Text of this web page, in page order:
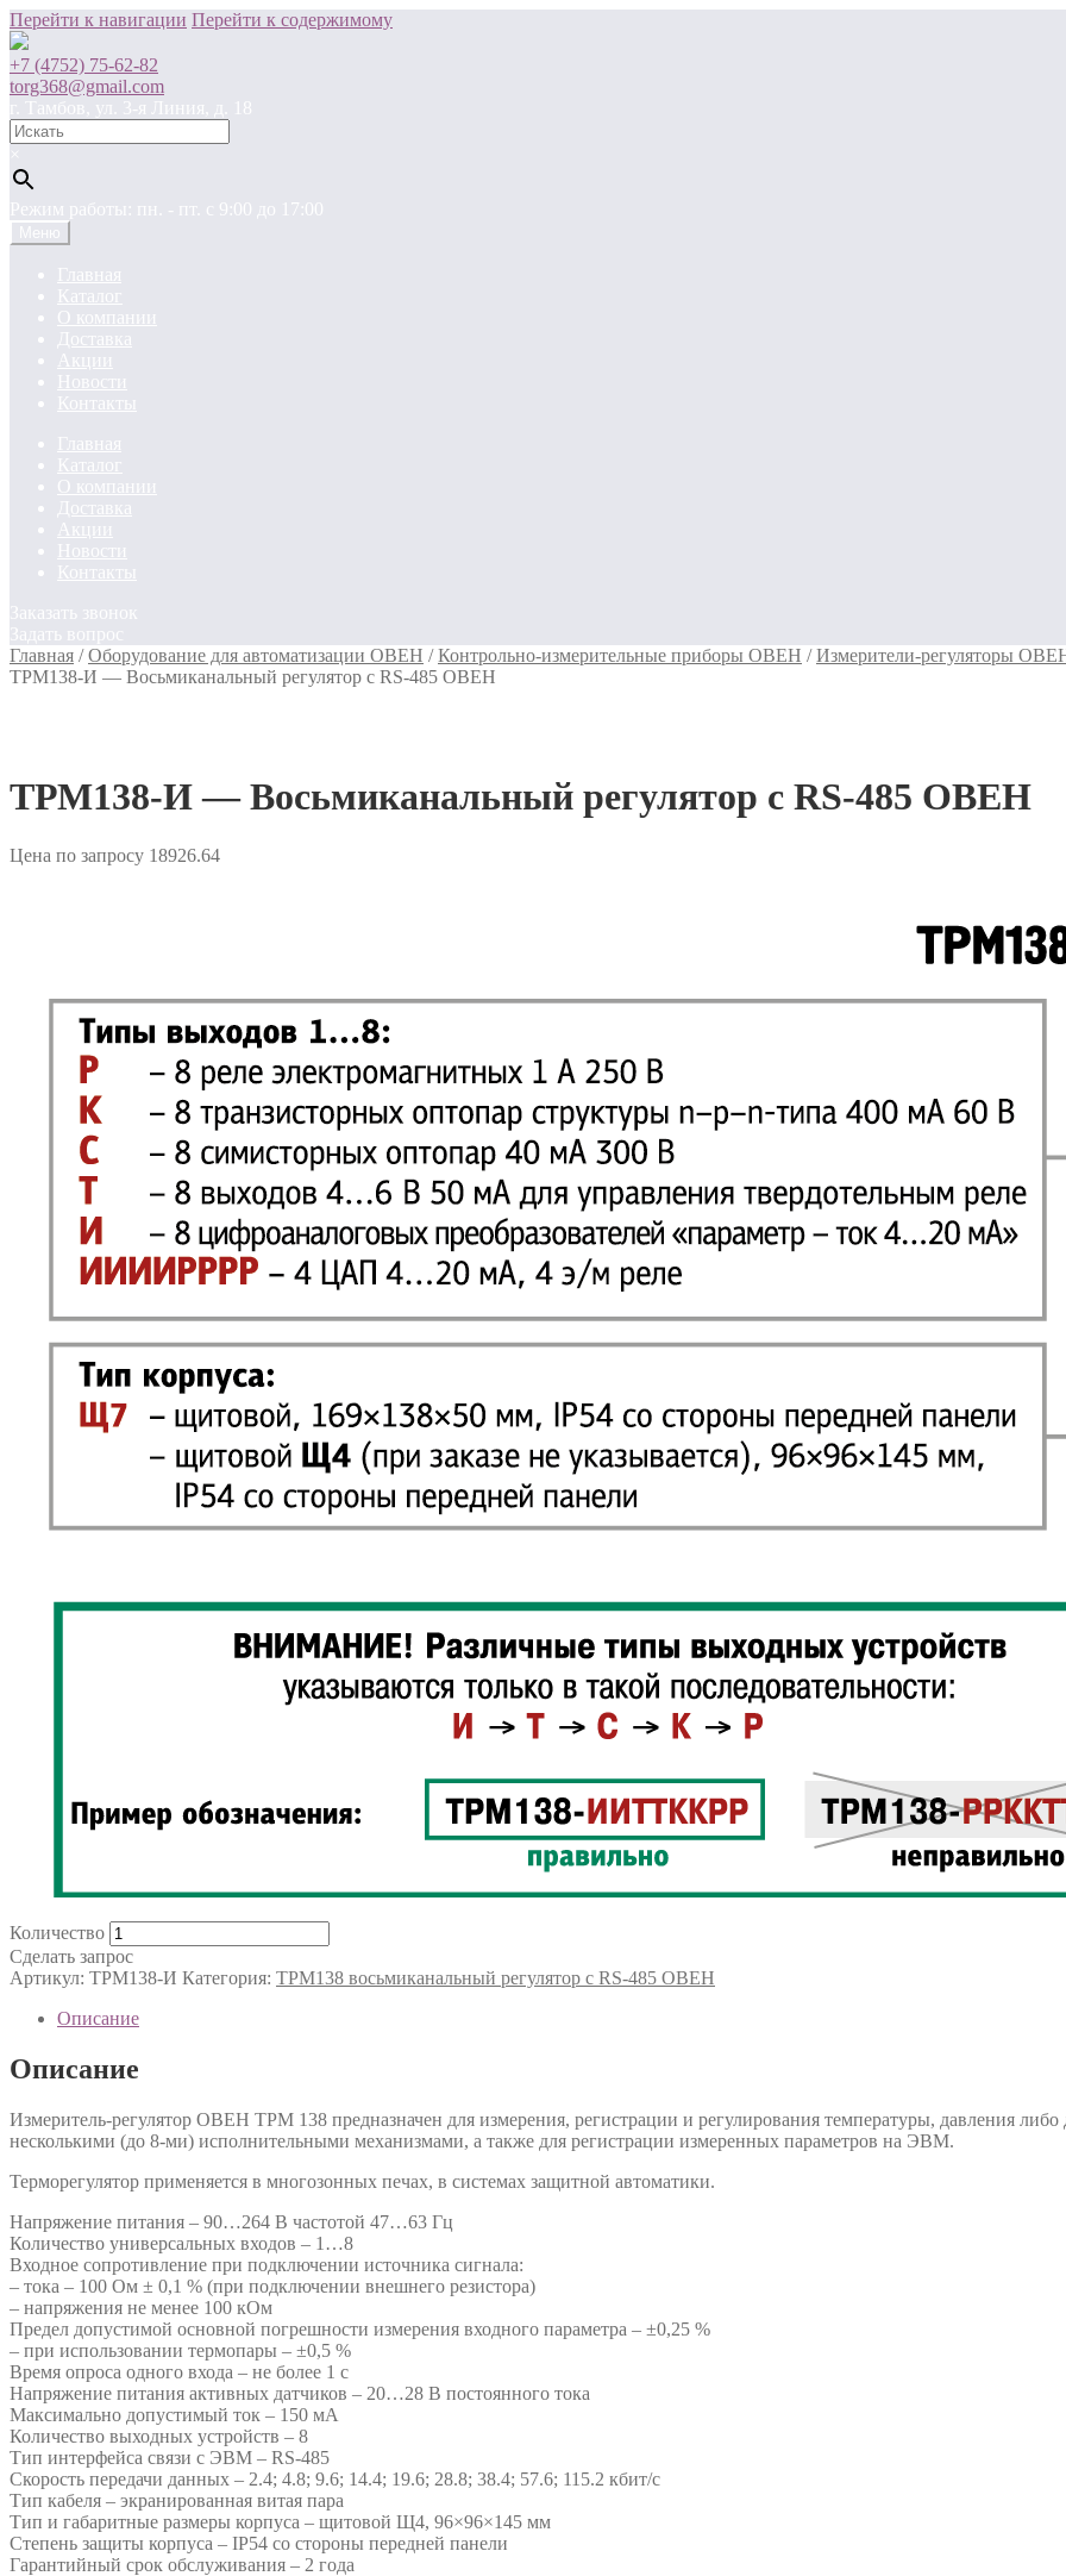
Перейти к навигации Перейти к содержимому
+7 (4752) 75-62-82
torg368@gmail.com
г. Тамбов, ул. 3-я Линия, д. 18
×
Режим работы: пн. - пт. c 9:00 до 17:00
Меню
Главная
Каталог
О компании
Доставка
Акции
Новости
Контакты
Главная
Каталог
О компании
Доставка
Акции
Новости
Контакты
Заказать звонок
Задать вопрос
Главная /Оборудование для автоматизации ОВЕН /Контрольно-измерительные приборы ОВЕН /Измерители-регуляторы
ТРМ138-И — Восьмиканальный регулятор с RS-485 ОВЕН
ТРМ138-И — Восьмиканальный регулятор с RS-485 ОВЕН
Цена по запросу 18926.64
Количество
Сделать запрос
Артикул: ТРМ138-И Категория: ТРМ138 восьмиканальный регулятор с RS-485 ОВЕН
Описание
Описание
Измеритель-регулятор ОВЕН ТРМ 138 предназначен для измерения, регистрации и регулирования температуры, давления
несколькими (до 8-ми) исполнительными механизмами, а также для регистрации измеренных параметров на ЭВМ.
Терморегулятор применяется в многозонных печах, в системах защитной автоматики.
Напряжение питания – 90…264 В частотой 47…63 Гц
Количество универсальных входов – 1…8
Входное сопротивление при подключении источника сигнала:
– тока – 100 Ом ± 0,1 % (при подключении внешнего резистора)
– напряжения не менее 100 кОм
Предел допустимой основной погрешности измерения входного параметра – ±0,25 %
– при использовании термопары – ±0,5 %
Время опроса одного входа – не более 1 с
Напряжение питания активных датчиков – 20…28 В постоянного тока
Максимально допустимый ток – 150 мА
Количество выходных устройств – 8
Тип интерфейса связи с ЭВМ – RS-485
Скорость передачи данных – 2.4; 4.8; 9.6; 14.4; 19.6; 28.8; 38.4; 57.6; 115.2 кбит/с
Тип кабеля – экранированная витая пара
Тип и габаритные размеры корпуса – щитовой Щ4, 96×96×145 мм
Степень защиты корпуса – IP54 со стороны передней панели
Гарантийный срок обслуживания – 2 года